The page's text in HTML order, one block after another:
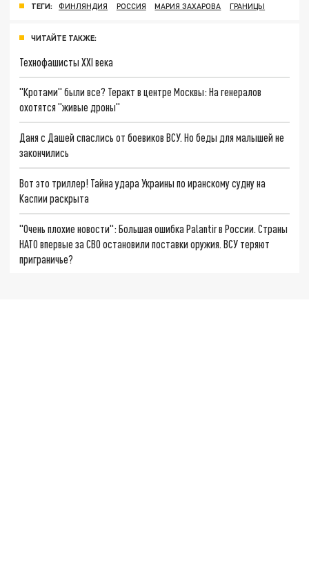
ТЕГИ: ФИНЛЯНДИЯ РОССИЯ МАРИЯ ЗАХАРОВА ГРАНИЦЫ
ЧИТАЙТЕ ТАКЖЕ:
Технофашисты XXI века
"Кротами" были все? Теракт в центре Москвы: На генералов
охотятся "живые дроны"
Даня с Дашей спаслись от боевиков ВСУ. Но беды для малышей не
закончились
Вот это триллер! Тайна удара Украины по иранскому судну на
Каспии раскрыта
"Очень плохие новости": Большая ошибка Palantir в России. Страны
НАТО впервые за СВО остановили поставки оружия. ВСУ теряют
приграничье?